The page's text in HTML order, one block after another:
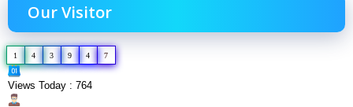
Our Visitor
1 4 3 9 4 7
Views Today : 764